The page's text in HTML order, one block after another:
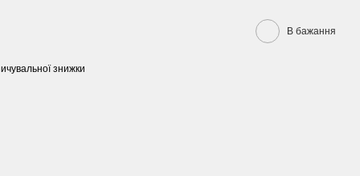
В бажання
знижки